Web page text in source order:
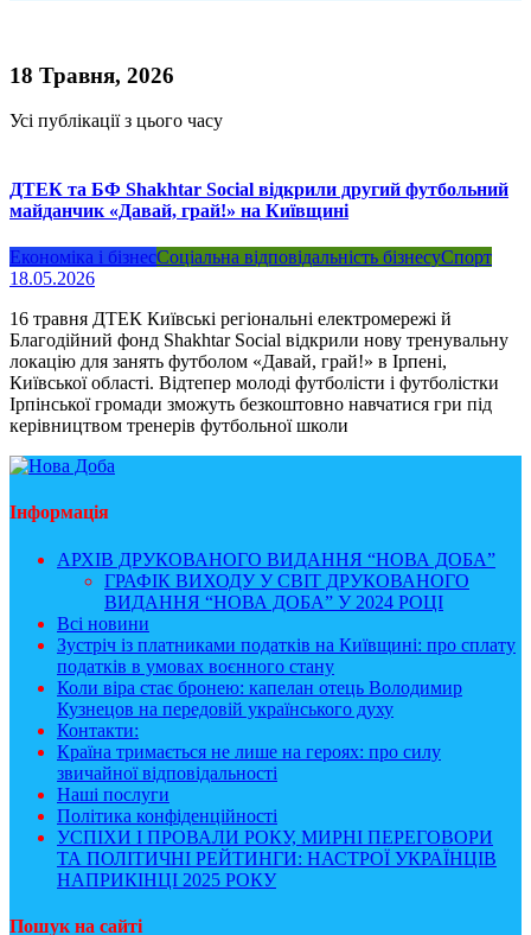
18 Травня, 2026
Усі публікації з цього часу
ДТЕК та БФ Shakhtar Social відкрили другий футбольний
майданчик «Давай, грай!» на Київщині
Економіка і бізнесСоціальна відповідальність бізнесуСпорт
18.05.2026
16 травня ДТЕК Київські регіональні електромережі й
Благодійний фонд Shakhtar Social відкрили нову тренувальну
локацію для занять футболом «Давай, грай!» в Ірпені,
Київської області. Відтепер молоді футболісти і футболістки
Ірпінської громади зможуть безкоштовно навчатися гри під
керівництвом тренерів футбольної школи
Інформація
АРХІВ ДРУКОВАНОГО ВИДАННЯ “НОВА ДОБА”
ГРАФІК ВИХОДУ У СВІТ ДРУКОВАНОГО
ВИДАННЯ “НОВА ДОБА” У 2024 РОЦІ
Всі новини
Зустріч із платниками податків на Київщині: про сплату
податків в умовах воєнного стану
Коли віра стає бронею: капелан отець Володимир
Кузнецов на передовій українського духу
Контакти:
Країна тримається не лише на героях: про силу
звичайної відповідальності
Наші послуги
Політика конфіденційності
УСПІХИ І ПРОВАЛИ РОКУ, МИРНІ ПЕРЕГОВОРИ
ТА ПОЛІТИЧНІ РЕЙТИНГИ: НАСТРОЇ УКРАЇНЦІВ
НАПРИКІНЦІ 2025 РОКУ
Пошук на сайті